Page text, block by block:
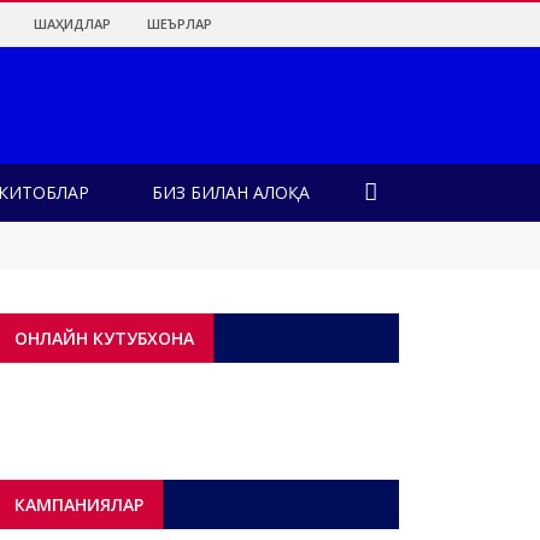
ШАҲИДЛАР ШЕЪРЛАР
КИТОБЛАР БИЗ БИЛАН АЛОҚА
ОНЛАЙН КУТУБХОНА
КАМПАНИЯЛАР